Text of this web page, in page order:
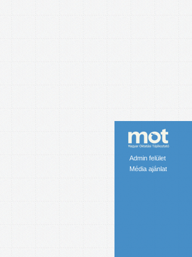
Admin felület
Média ajánlat